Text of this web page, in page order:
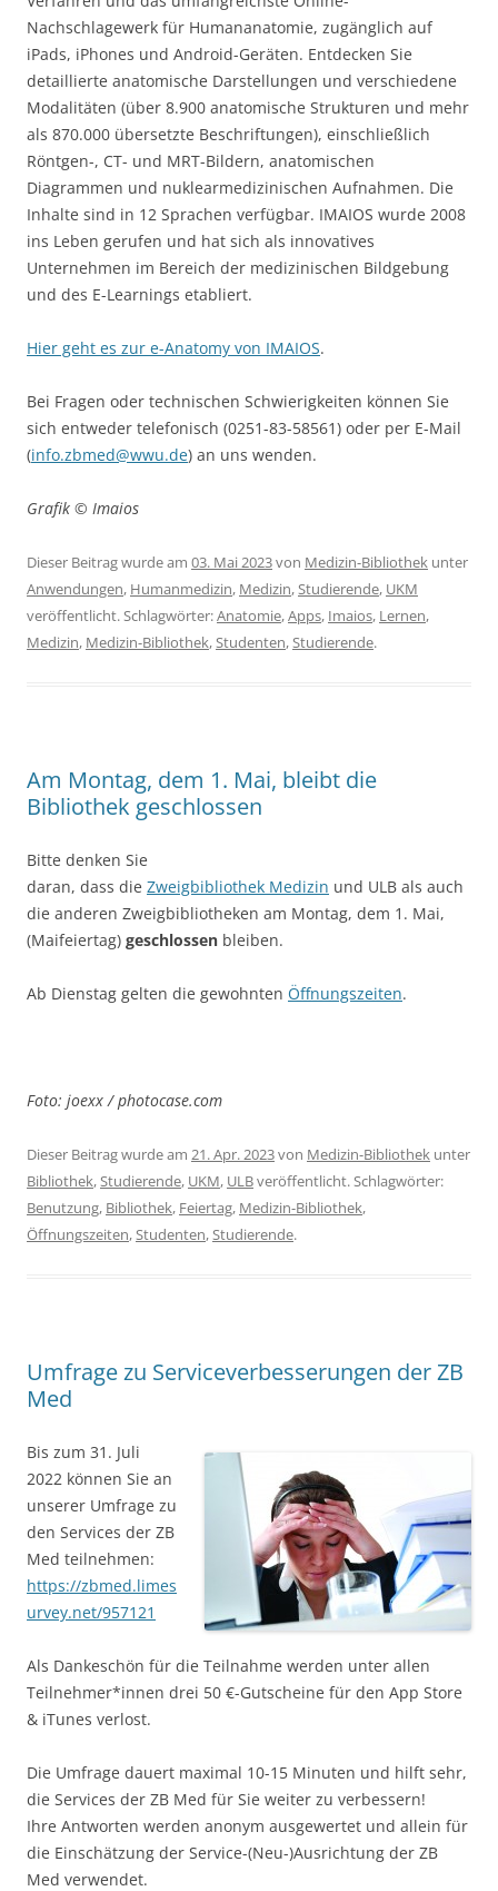
Nachschlagewerk für Humananatomie, zugänglich auf
iPads, iPhones und Android-Geräten. Entdecken Sie
detaillierte anatomische Darstellungen und verschiedene
Modalitäten (über 8.900 anatomische Strukturen und mehr
als 870.000 übersetzte Beschriftungen), einschließlich
Röntgen-, CT- und MRT-Bildern, anatomischen
Diagrammen und nuklearmedizinischen Aufnahmen. Die
Inhalte sind in 12 Sprachen verfügbar. IMAIOS wurde 2008
ins Leben gerufen und hat sich als innovatives
Unternehmen im Bereich der medizinischen Bildgebung
und des E-Learnings etabliert.
Hier geht es zur e-Anatomy von IMAIOS.
Bei Fragen oder technischen Schwierigkeiten können Sie
sich entweder telefonisch (0251-83-58561) oder per E-Mail
(info.zbmed@wwu.de) an uns wenden.
Grafik © Imaios
Dieser Beitrag wurde am 03. Mai 2023von Medizin-Bibliothek unter
Anwendungen, Humanmedizin, Medizin,Studierende, UKM
veröffentlicht. Schlagwörter:Anatomie,Apps, Imaios, Lernen,
Medizin, Medizin-Bibliothek,Studenten,Studierende.
Am Montag, dem 1. Mai, bleibt die
Bibliothek geschlossen
Bitte denken Sie
daran, dass die Zweigbibliothek Medizin und ULB als auch
die anderen Zweigbibliotheken am Montag, dem 1. Mai,
(Maifeiertag) geschlossen bleiben.
Ab Dienstag gelten die gewohnten Öffnungszeiten.
Foto: joexx / photocase.com
Dieser Beitrag wurde am 21. Apr. 2023von Medizin-Bibliothek unter
Bibliothek,Studierende, UKM, ULBveröffentlicht. Schlagwörter:
Benutzung, Bibliothek, Feiertag, Medizin-Bibliothek,
Öffnungszeiten,Studenten,Studierende.
Umfrage zu Serviceverbesserungen der ZB
Med
Bis zum 31. Juli
2022 können Sie an
unserer Umfrage zu
den Services der ZB
Med teilnehmen:
https://zbmed.limes
urvey.net/957121
Als Dankeschön für die Teilnahme werden unter allen
Teilnehmer*innen drei 50 €-Gutscheine für den App Store
& iTunes verlost.
Die Umfrage dauert maximal 10-15 Minuten und hilft sehr,
die Services der ZB Med für Sie weiter zu verbessern!
Ihre Antworten werden anonym ausgewertet und allein für
die Einschätzung der Service-(Neu-)Ausrichtung der ZB
Med verwendet.